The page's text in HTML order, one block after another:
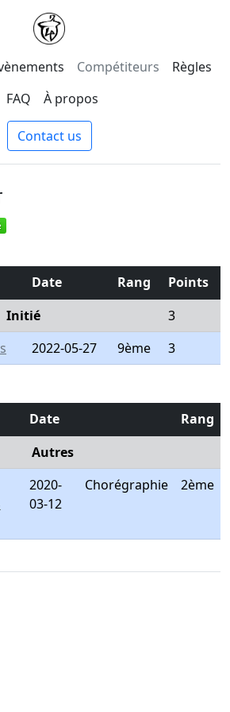
Compétiteurs
Règles
FAQ
À propos
Contact us
Date Rang
Points
Initié
3
2022-05-27 9ème 3
Date
Rang
Autres
2020-
03-12
Chorégraphie 2ème